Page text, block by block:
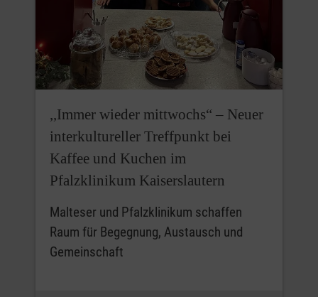
,,Immer wieder mittwochs“ – Neuer
interkultureller Treffpunkt bei
Kaffee und Kuchen im
Pfalzklinikum Kaiserslautern
Malteser und Pfalzklinikum schaffen
Raum für Begegnung, Austausch und
Gemeinschaft